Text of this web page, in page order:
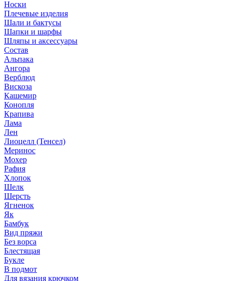
Носки
Плечевые изделия
Шали и бактусы
Шапки и шарфы
Шляпы и аксессуары
Состав
Альпака
Ангора
Верблюд
Вискоза
Кашемир
Конопля
Крапива
Лама
Лен
Лиоцелл (Тенсел)
Меринос
Мохер
Рафия
Хлопок
Шелк
Шерсть
Ягненок
Як
Бамбук
Вид пряжи
Без ворса
Блестящая
Букле
В подмот
Для вязания крючком